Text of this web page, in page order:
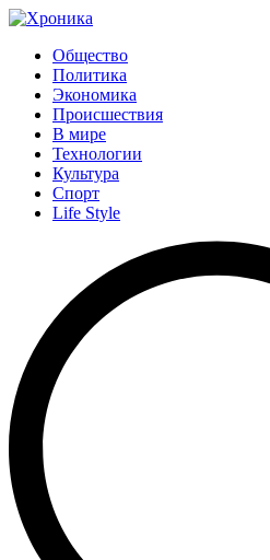
Общество
Политика
Экономика
Происшествия
В мире
Технологии
Культура
Спорт
Life Style